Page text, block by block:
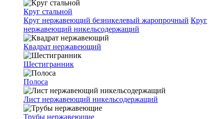
Круг стальной
Круг нержавеющий безникелевый жаропрочный Круг
нержавеющий никельсодержащий
Квадрат нержавеющий
Шестигранник
Полоса
Лист нержавеющий никельсодержащий
Трубы нержавеющие